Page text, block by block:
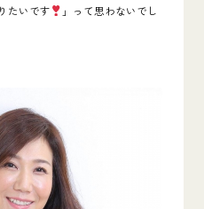
たいです
」って思わないでし